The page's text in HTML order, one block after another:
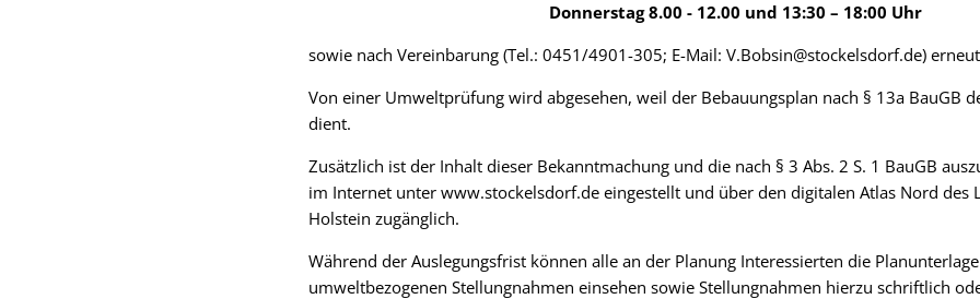
Donnerstag 8.00 - 12.00 und 13:30 – 18:00 Uhr
sowie nach Vereinbarung (Tel.: 0451/4901-305; E-Mail: V.Bobsin@stockelsdorf.de)
Von einer Umweltprüfung wird abgesehen, weil der Bebauungsplan nach § 13a BauGB
dient.
Zusätzlich ist der Inhalt dieser Bekanntmachung und die nach § 3 Abs. 2 S. 1 BauGB
im Internet unter www.stockelsdorf.de eingestellt und über den digitalen Atlas Nord des
Holstein zugänglich.
Während der Auslegungsfrist können alle an der Planung Interessierten die
umweltbezogenen Stellungnahmen einsehen sowie Stellungnahmen hierzu schriftlich